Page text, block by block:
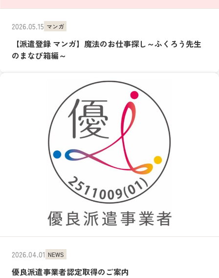
2026.05.15 マンガ
【派遣登録 マンガ】魔法のお仕事探し～ふくろう先生
のまなび箱編～
2026.04.01 NEWS
優良派遣事業者認定取得のご案内